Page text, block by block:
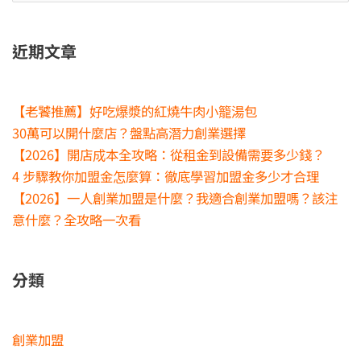
近期文章
【老饕推薦】好吃爆漿的紅燒牛肉小籠湯包
30萬可以開什麼店？盤點高潛力創業選擇
【2026】開店成本全攻略：從租金到設備需要多少錢？
4 步驟教你加盟金怎麼算：徹底學習加盟金多少才合理
【2026】一人創業加盟是什麼？我適合創業加盟嗎？該注
意什麼？全攻略一次看
分類
創業加盟